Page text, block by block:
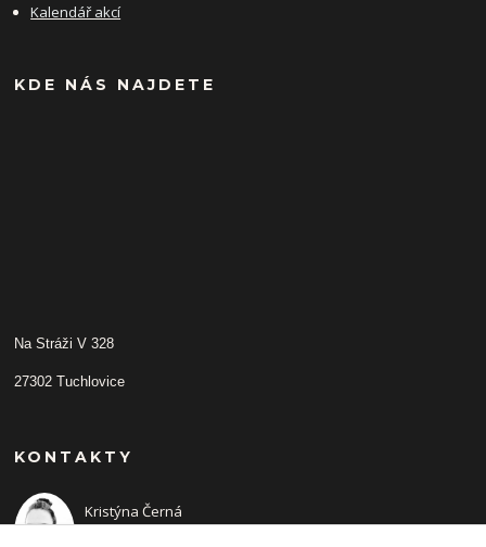
Kalendář akcí
KDE NÁS NAJDETE
Na Stráži V 328
27302 Tuchlovice
KONTAKTY
Kristýna Černá